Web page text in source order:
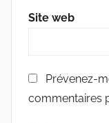
Site web
Prévenez-
commentaires